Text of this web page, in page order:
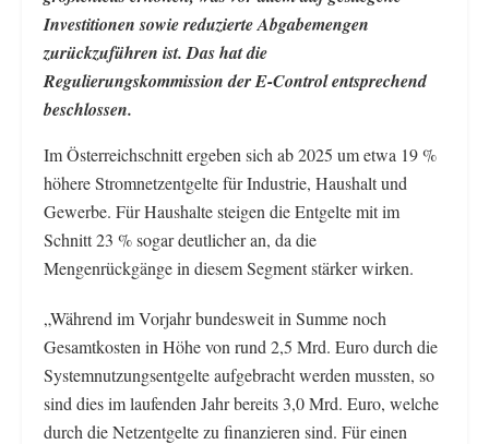
Investitionen sowie reduzierte Abgabemengen
zurückzuführen ist. Das hat die
Regulierungskommission der E-Control entsprechend
beschlossen.
Im Österreichschnitt ergeben sich ab 2025 um etwa 19 %
höhere Stromnetzentgelte für Industrie, Haushalt und
Gewerbe. Für Haushalte steigen die Entgelte mit im
Schnitt 23 % sogar deutlicher an, da die
Mengenrückgänge in diesem Segment stärker wirken.
„Während im Vorjahr bundesweit in Summe noch
Gesamtkosten in Höhe von rund 2,5 Mrd. Euro durch die
Systemnutzungsentgelte aufgebracht werden mussten, so
sind dies im laufenden Jahr bereits 3,0 Mrd. Euro, welche
durch die Netzentgelte zu finanzieren sind. Für einen